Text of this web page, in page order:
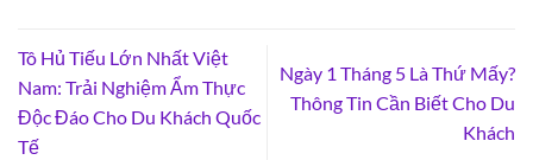
Tô Hủ Tiếu Lớn Nhất Việt
Nam: Trải Nghiệm Ẩm Thực
Độc Đáo Cho Du Khách Quốc
Tế
Ngày 1 Tháng 5 Là Thứ Mấy?
Thông Tin Cần Biết Cho Du
Khách